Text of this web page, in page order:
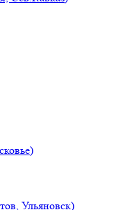
Ульяновск)